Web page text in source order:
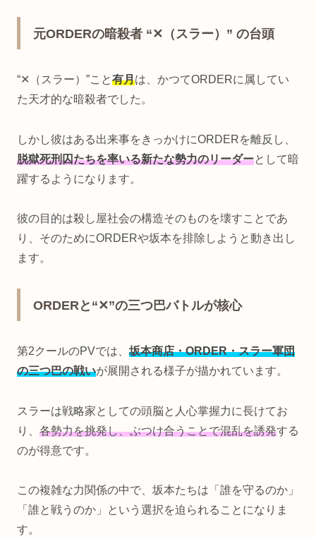
元ORDERの暗殺者 “✕（スラー）” の台頭
“✕（スラー）”こと有月は、かつてORDERに属してい
た天才的な暗殺者でした。
しかし彼はある出来事をきっかけにORDERを離反し、
脱獄死刑囚たちを率いる新たな勢力のリーダーとして暗
躍するようになります。
彼の目的は殺し屋社会の構造そのものを壊すことであ
り、そのためにORDERや坂本を排除しようと動き出し
ます。
ORDERと“✕”の三つ巴バトルが核心
第2クールのPVでは、 坂本商店・ORDER・スラー軍団
の三つ巴の戦いが展開される様子が描かれています。
スラーは戦略家としての頭脳と人心掌握力に長けてお
り、 各勢力を挑発し、ぶつけ合うことで混乱を誘発する
のが得意です。
この複雑な力関係の中で、坂本たちは「誰を守るのか」
「誰と戦うのか」という選択を迫られることになりま
す。